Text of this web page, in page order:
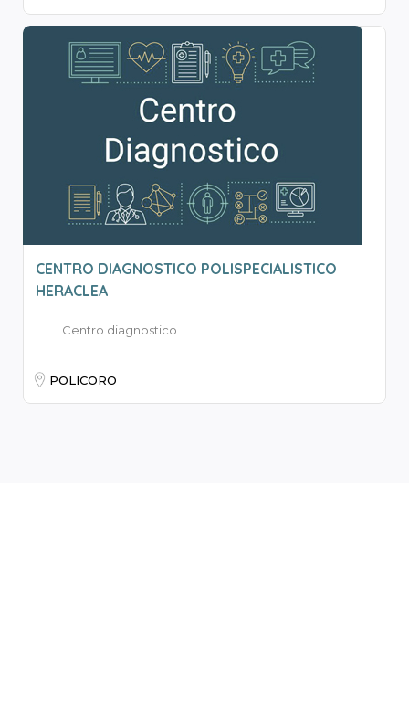
CENTRO DIAGNOSTICO POLISPECIALISTICO
HERACLEA
Centro diagnostico
POLICORO